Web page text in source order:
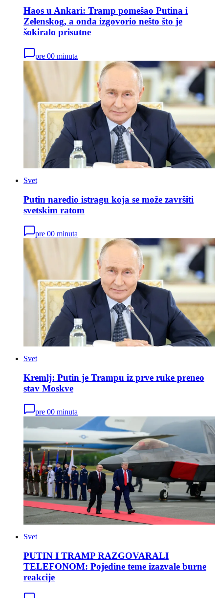
Haos u Ankari: Tramp pomešao Putina i
Zelenskog, a onda izgovorio nešto što je
šokiralo prisutne
pre 00 minuta
Svet
Putin naredio istragu koja se može završiti
svetskim ratom
pre 00 minuta
Svet
Kremlj: Putin je Trampu iz prve ruke preneo
stav Moskve
pre 00 minuta
Svet
PUTIN I TRAMP RAZGOVARALI
TELEFONOM: Pojedine teme izazvale burne
reakcije